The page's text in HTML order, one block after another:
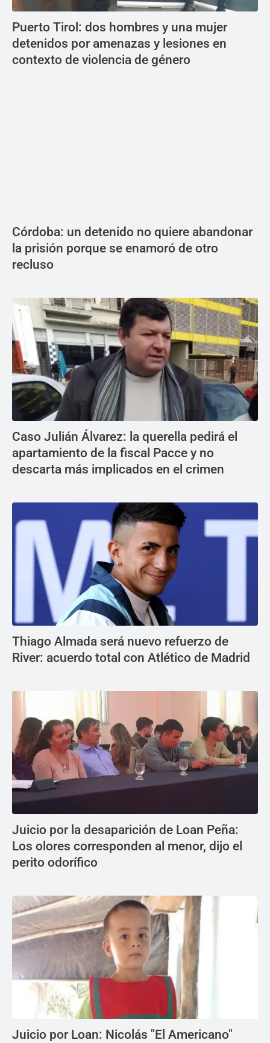
Puerto Tirol: dos hombres y una mujer
detenidos por amenazas y lesiones en
contexto de violencia de género
Córdoba: un detenido no quiere abandonar
la prisión porque se enamoró de otro
recluso
Caso Julián Álvarez: la querella pedirá el
apartamiento de la fiscal Pacce y no
descarta más implicados en el crimen
Thiago Almada será nuevo refuerzo de
River: acuerdo total con Atlético de Madrid
Juicio por la desaparición de Loan Peña:
Los olores corresponden al menor, dijo el
perito odorífico
Juicio por Loan: Nicolás "El Americano"